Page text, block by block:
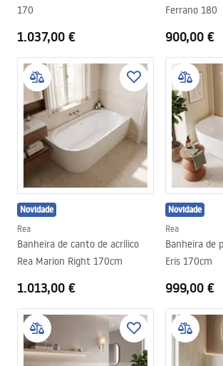
170
1.037,00 €
Ferrano 180
900,00 €
Novidade
Rea
Banheira de canto de acrílico
Rea Marion Right 170cm
1.013,00 €
Novidade
Rea
Banheira de
Eris 170cm
999,00 €